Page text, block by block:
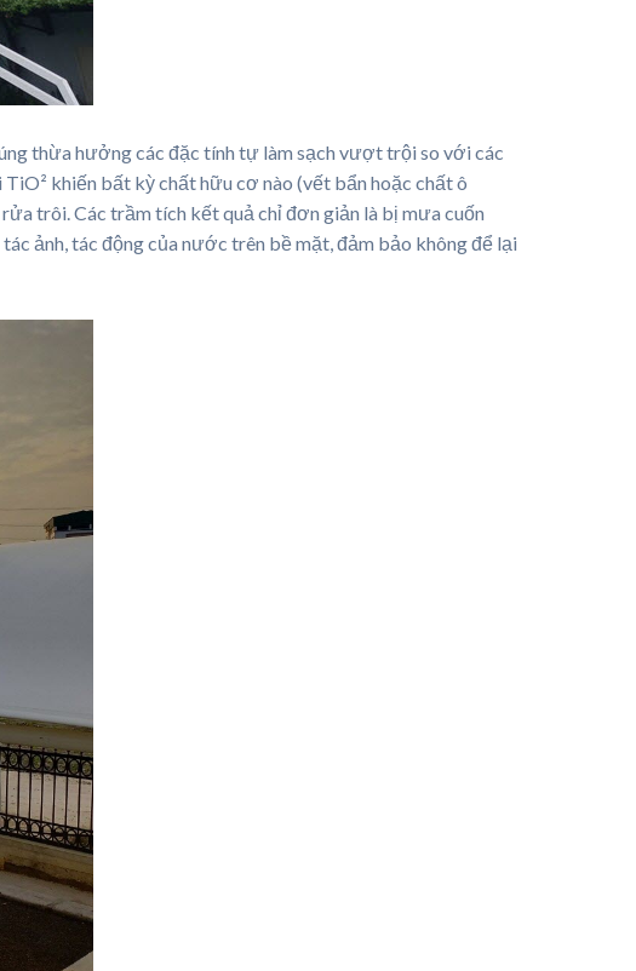
thừa hưởng các đặc tính tự làm sạch vượt trội so với các
khiến bất kỳ chất hữu cơ nào (vết bẩn hoặc chất ô
trôi. Các trầm tích kết quả chỉ đơn giản là bị mưa cuốn
ảnh, tác động của nước trên bề mặt, đảm bảo không để lại